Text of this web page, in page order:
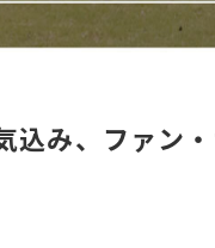
込み、ファン